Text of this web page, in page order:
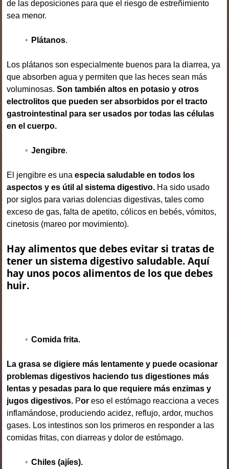
de las deposiciones para que el riesgo de estreñimiento
sea menor.
Plátanos.
Los plátanos son especialmente buenos para la diarrea, ya
que absorben agua y permiten que las heces sean más
voluminosas.Son también altos en potasio y otros
electrolitos que pueden ser absorbidos por el tracto
gastrointestinal para ser usados por todas las células
en el cuerpo.
Jengibre.
El jengibre es una especia saludable en todos los
aspectos y es útil al sistema digestivo. Ha sido usado
por siglos para varias dolencias digestivas, tales como
exceso de gas, falta de apetito, cólicos en bebés, vómitos,
cinetosis (mareo por movimiento).
Hay alimentos que debes evitar si tratas de
tener un sistema digestivo saludable. Aquí
hay unos pocos alimentos de los que debes
huir.
Comida frita.
La grasa se digiere más lentamente y puede ocasionar
problemas digestivos haciendo tus digestiones más
lentas y pesadas para lo que requiere más enzimas y
jugos digestivos. Poreso el estómago reacciona a veces
inflamándose, produciendo acidez, reflujo, ardor, muchos
gases. Los intestinos son los primeros en responder a las
comidas fritas, con diarreas y dolor de estómago.
Chiles (ajíes).